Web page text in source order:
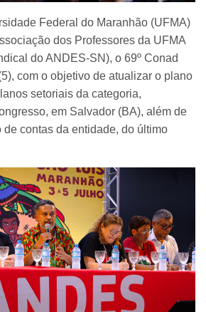
Federal do Maranhão (UFMA)
dos Professores da UFMA
do ANDES-SN), o 69º Conad
com o objetivo de atualizar o plano
setoriais da categoria,
em Salvador (BA), além de
de contas da entidade, do último